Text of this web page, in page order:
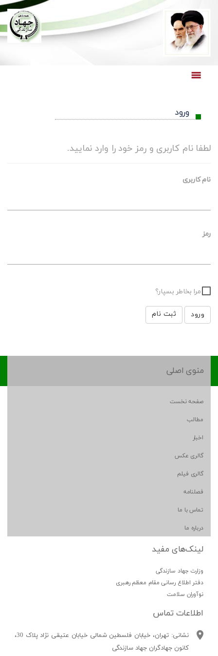
ورود
لطفا نام کاربری و رمز خود را وارد نمایید.
نام کاربری
رمز
مرا بخاطر بسپار؟
ثبت نام
منوی اصلی
صفحه نخست
مطالب
اخبار
گالری عکس
گالری فیلم
فصلنامه
تماس با ما
درباره ما
لینک‌های مفید
وزارت جهاد سازندگی
دفتر اطلاع رسانی مقام معظم رهبری
نوآوران سلامت
اطلاعات تماس
نشانی: تهران، خیابان فلسطین شمالی خیابان عتیقی نژاد پلاک 30،
کانون جهادگران جهاد سازندگی